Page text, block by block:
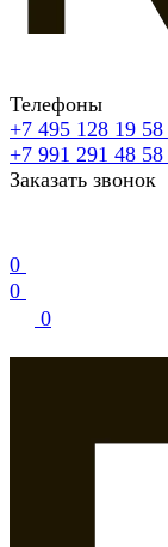
Телефоны
+7 495 128 19 58
+7 991 291 48 58
Заказать звонок
0
0
0